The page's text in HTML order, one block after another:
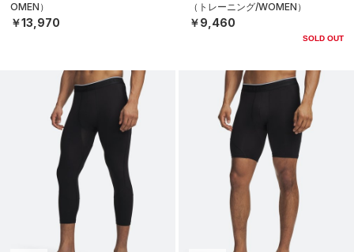
OMEN）
￥13,970
（トレーニング/WOMEN）
￥9,460
SOLD OUT